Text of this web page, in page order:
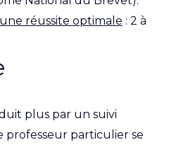
réussite optimale : 2 à
plus par un suivi
professeur particulier se